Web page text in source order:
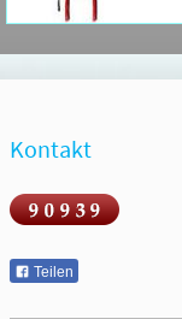
Kontakt
Teilen